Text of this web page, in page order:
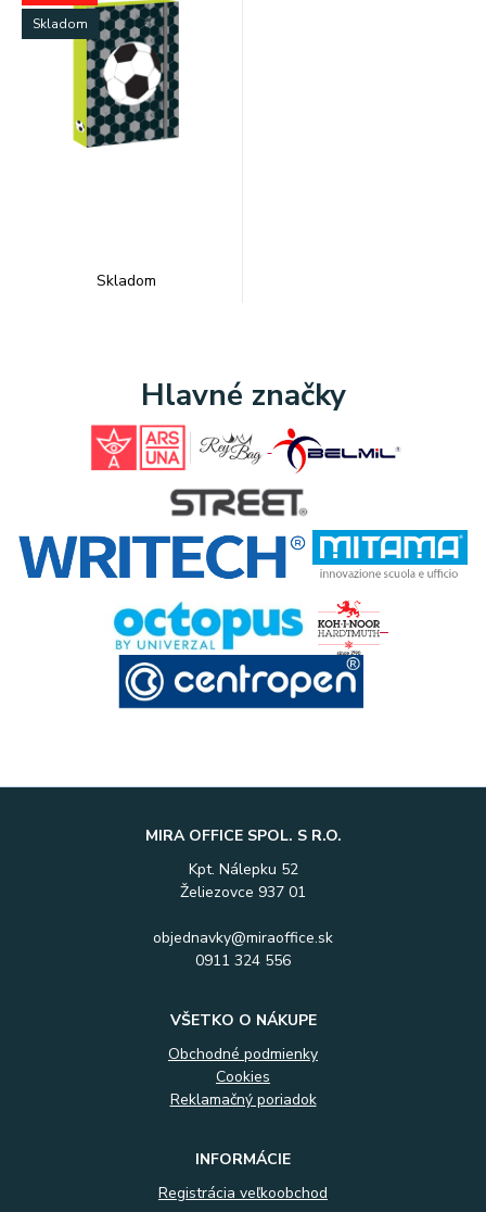
Skladom
Skladom
Hlavné značky
MIRA OFFICE SPOL. S R.O.
Kpt. Nálepku 52
Želiezovce 937 01
objednavky@miraoffice.sk
0911 324 556
VŠETKO O NÁKUPE
Obchodné podmienky
Cookies
Reklamačný poriadok
INFORMÁCIE
Registrácia veľkoobchod